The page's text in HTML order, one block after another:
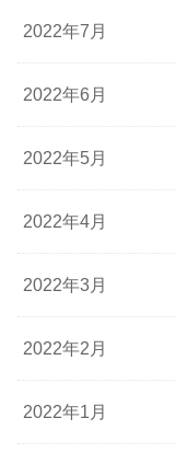
2022年7月
2022年6月
2022年5月
2022年4月
2022年3月
2022年2月
2022年1月